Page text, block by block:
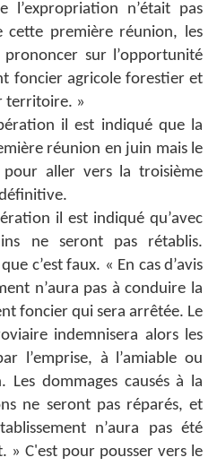
n’était pas
première réunion, les
sur l’opportunité
foncier agricole forestier et
territoire. »
il est indiqué que la
réunion en juin mais le
aller vers la troisième
il est indiqué qu’avec
ne seront pas rétablis.
c’est faux. « En cas d’avis
n’aura pas à conduire la
foncier qui sera arrêtée. Le
indemnisera alors les
l’emprise, à l’amiable ou
Les dommages causés à la
ne seront pas réparés, et
n’aura pas été
» C'est pour pousser vers le